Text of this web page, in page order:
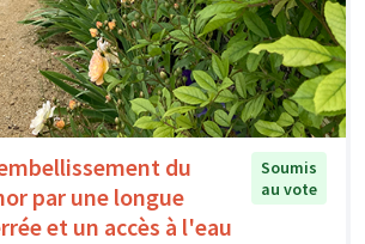
du
par une longue
et un accès à l'eau
Soumis
au vote